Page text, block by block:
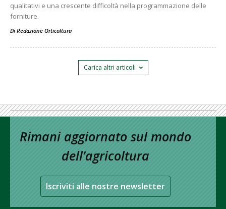
qualitativi e una crescente difficoltà nella programmazione delle
forniture.
Di Redazione Orticoltura
Carica altri articoli
Rimani aggiornato sul mondo
dell’agricoltura
Iscriviti alle nostre newsletter